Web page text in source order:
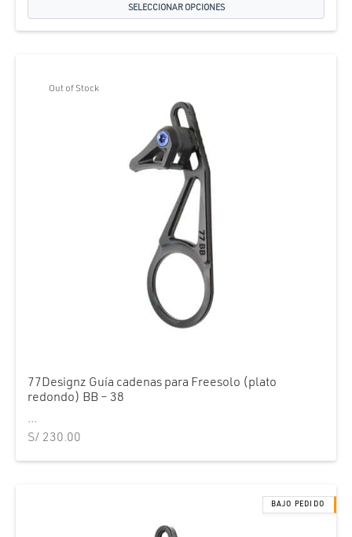
SELECCIONAR OPCIONES
Out of Stock
77Designz Guía cadenas para Freesolo (plato
redondo) BB – 38
...
S/ 230.00